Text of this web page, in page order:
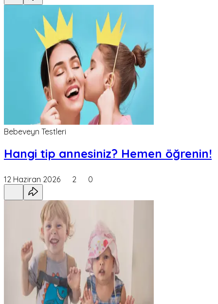
Bebeveyn Testleri
Hangi tip annesiniz? Hemen öğrenin!
12 Haziran 2026 2 0